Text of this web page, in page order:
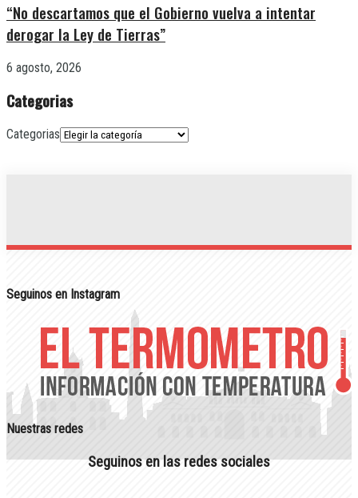
“No descartamos que el Gobierno vuelva a intentar
derogar la Ley de Tierras”
6 agosto, 2026
Categorias
Categorias
Seguinos en Instagram
Nuestras redes
Seguinos en las redes sociales